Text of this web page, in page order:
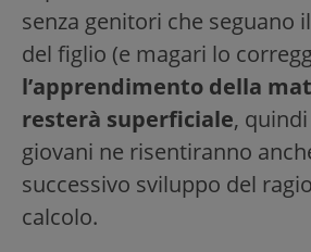
senza genitori che seguano
del figlio (e magari lo
l’apprendimento della
resterà superficiale,
giovani ne risentiranno
successivo sviluppo del
calcolo.